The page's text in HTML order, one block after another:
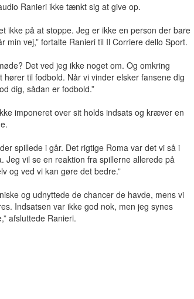
Ranieri ikke tænkt sig at give op.
ikke på at stoppe. Jeg er ikke en person der bare
min vej,” fortalte Ranieri til Il Corriere dello Sport.
Det ved jeg ikke noget om. Og omkring
hører til fodbold. Når vi vinder elsker fansene dig
dig, sådan er fodbold.”
imponeret over sit holds indsats og kræver en
spillede i går. Det rigtige Roma var det vi så i
Jeg vil se en reaktion fra spillerne allerede på
og ved vi kan gøre det bedre.”
og udnyttede de chancer de havde, mens vi
Indsatsen var ikke god nok, men jeg synes
afsluttede Ranieri.